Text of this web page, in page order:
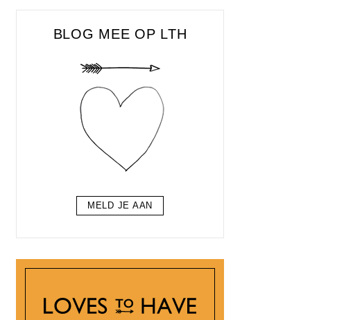
BLOG MEE OP LTH
MELD JE AAN